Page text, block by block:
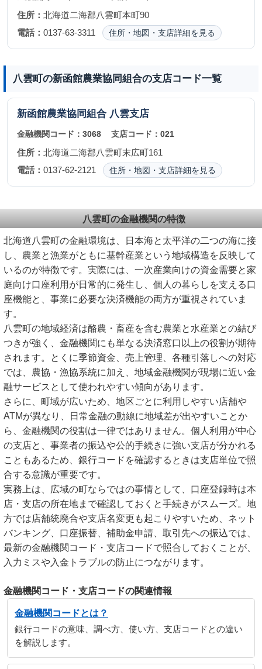
住所： 北海道二海郡八雲町本町90
電話： 0137-63-3311 住所・地図・支店詳細を見る
八雲町の新函館農業協同組合の支店コード一覧
新函館農業協同組合 八雲支店
金融機関コード： 3068 支店コード：021
住所： 北海道二海郡八雲町末広町161
電話： 0137-62-2121 住所・地図・支店詳細を見る
八雲町の金融機関の特徴
北海道八雲町の金融環境は、日本海と太平洋の二つの海に接
し、農業と漁業がともに基幹産業という地域構造を反映して
いるのが特徴です。実際には、一次産業向けの資金需要と家
庭向け口座利用が日常的に発生し、個人の暮らしを支える口
座機能と、事業に必要な決済機能の両方が重視されていま
す。
八雲町の地域経済は酪農・畜産を含む農業と水産業との結び
つきが強く、金融機関にも単なる決済窓口以上の役割が期待
されます。とくに季節資金、売上管理、各種引落しへの対応
では、農協・漁協系統に加え、地域金融機関が現場に近い金
融サービスとして使われやすい傾向があります。
さらに、町域が広いため、地区ごとに利用しやすい店舗や
ATMが異なり、日常金融の動線に地域差が出やすいことか
ら、金融機関の役割は一律ではありません。個人利用が中心
の支店と、事業者の振込や公的手続きに強い支店が分かれる
こともあるため、銀行コードを確認するときは支店単位で照
合する意識が重要です。
実務上は、広域の町ならではの事情として、口座登録時は本
店・支店の所在地まで確認しておくと手続きがスムーズ。地
方では店舗統廃合や支店名変更も起こりやすいため、ネット
バンキング、口座振替、補助金申請、取引先への振込では、
最新の金融機関コード・支店コードで照合しておくことが、
入力ミスや入金トラブルの防止につながります。
金融機関コード・支店コードの関連情報
金融機関コードとは？
銀行コードの意味、調べ方、使い方、支店コードとの違い
を解説します。